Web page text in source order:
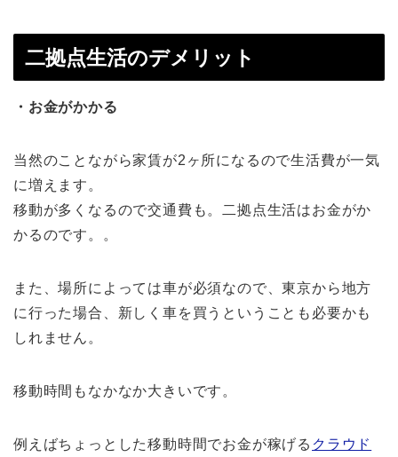
二拠点生活のデメリット
・お金がかかる
当然のことながら家賃が2ヶ所になるので生活費が一気
に増えます。
移動が多くなるので交通費も。二拠点生活はお金がか
かるのです。。
また、場所によっては車が必須なので、東京から地方
に行った場合、新しく車を買うということも必要かも
しれません。
移動時間もなかなか大きいです。
例えばちょっとした移動時間でお金が稼げる クラウド